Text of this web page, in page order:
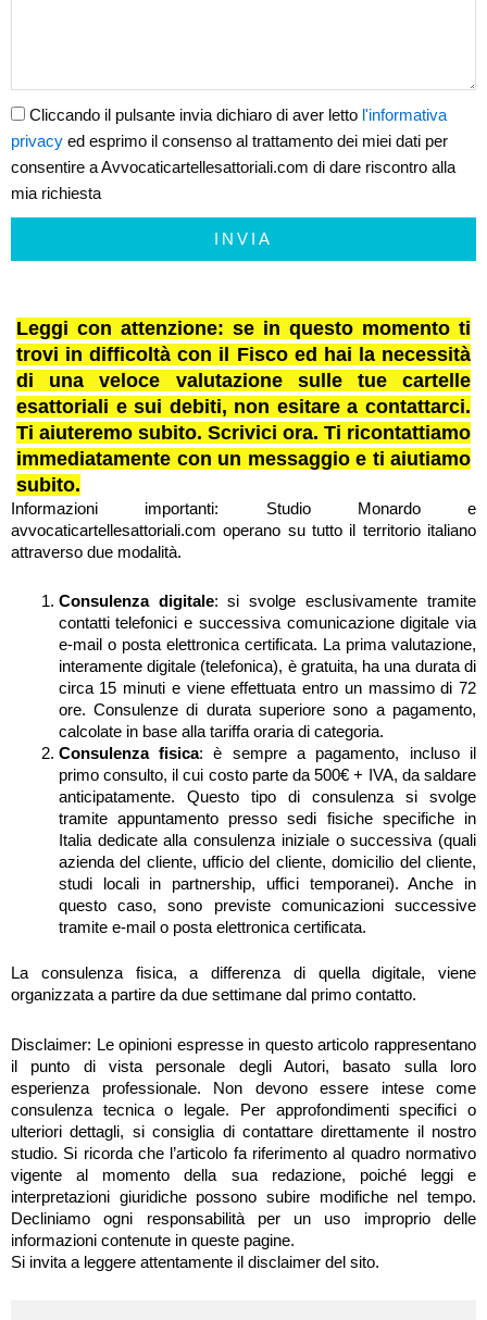
Cliccando il pulsante invia dichiaro di aver letto l'informativa
privacy ed esprimo il consenso al trattamento dei miei dati per
consentire a Avvocaticartellesattoriali.com di dare riscontro alla
mia richiesta
INVIA
Leggi con attenzione: se in questo momento ti
trovi in difficoltà con il Fisco ed hai la necessità
di una veloce valutazione sulle tue cartelle
esattoriali e sui debiti, non esitare a contattarci.
Ti aiuteremo subito. Scrivici ora. Ti ricontattiamo
immediatamente con un messaggio e ti aiutiamo
subito.
Informazioni importanti: Studio Monardo e
avvocaticartellesattoriali.com operano su tutto il territorio italiano
attraverso due modalità.
Consulenza digitale: si svolge esclusivamente tramite
contatti telefonici e successiva comunicazione digitale via
e-mail o posta elettronica certificata. La prima valutazione,
interamente digitale (telefonica), è gratuita, ha una durata di
circa 15 minuti e viene effettuata entro un massimo di 72
ore. Consulenze di durata superiore sono a pagamento,
calcolate in base alla tariffa oraria di categoria.
Consulenza fisica: è sempre a pagamento, incluso il
primo consulto, il cui costo parte da 500€ + IVA, da saldare
anticipatamente. Questo tipo di consulenza si svolge
tramite appuntamento presso sedi fisiche specifiche in
Italia dedicate alla consulenza iniziale o successiva (quali
azienda del cliente, ufficio del cliente, domicilio del cliente,
studi locali in partnership, uffici temporanei). Anche in
questo caso, sono previste comunicazioni successive
tramite e-mail o posta elettronica certificata.
La consulenza fisica, a differenza di quella digitale, viene
organizzata a partire da due settimane dal primo contatto.
Disclaimer: Le opinioni espresse in questo articolo rappresentano
il punto di vista personale degli Autori, basato sulla loro
esperienza professionale. Non devono essere intese come
consulenza tecnica o legale. Per approfondimenti specifici o
ulteriori dettagli, si consiglia di contattare direttamente il nostro
studio. Si ricorda che l’articolo fa riferimento al quadro normativo
vigente al momento della sua redazione, poiché leggi e
interpretazioni giuridiche possono subire modifiche nel tempo.
Decliniamo ogni responsabilità per un uso improprio delle
informazioni contenute in queste pagine.
Si invita a leggere attentamente il disclaimer del sito.